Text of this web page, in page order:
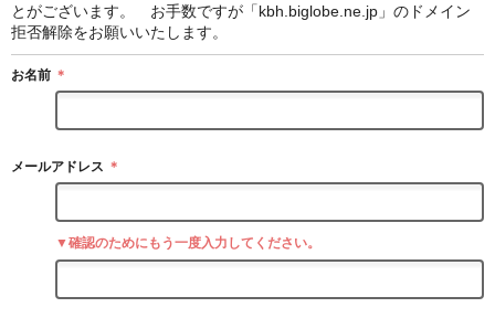
とがございます。 お手数ですが「kbh.biglobe.ne.jp」のドメイン
拒否解除をお願いいたします。
お名前 ＊
メールアドレス ＊
▼確認のためにもう一度入力してください。